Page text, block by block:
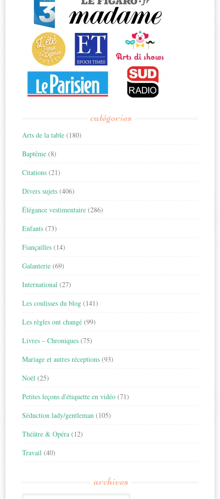
catégories
Arts de la table (180)
Baptême (8)
Citations (21)
Divers sujets (406)
Élégance vestimentaire (286)
Enfants (73)
Fiançailles (14)
Galanterie (69)
International (27)
Les coulisses du blog (141)
Les règles ont changé (99)
Livres – Chroniques (75)
Mariage et autres réceptions (93)
Noël (25)
Petites leçons d'étiquette en vidéo (71)
Séduction lady/gentleman (105)
Théâtre & Opéra (12)
Travail (40)
archives